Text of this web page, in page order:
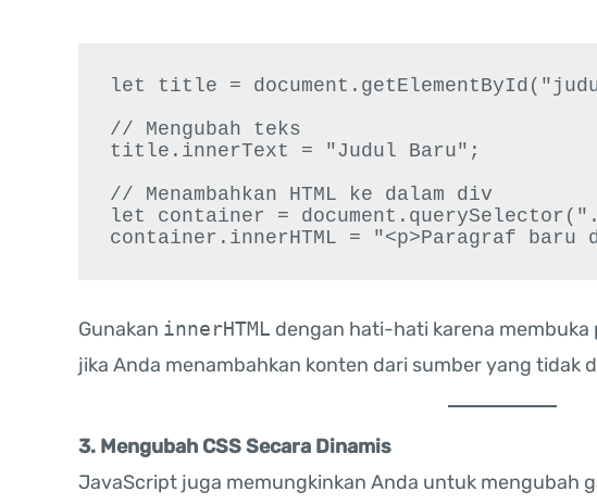
let title =
// Mengubah teks
title.innerText = "Judul Baru";
// Menambahkan HTML ke dalam div
let container =
Gunakan innerHTML dengan hati-hati karena membuka
jika Anda menambahkan konten dari sumber yang tidak
3. Mengubah CSS Secara Dinamis
JavaScript juga memungkinkan Anda untuk mengubah